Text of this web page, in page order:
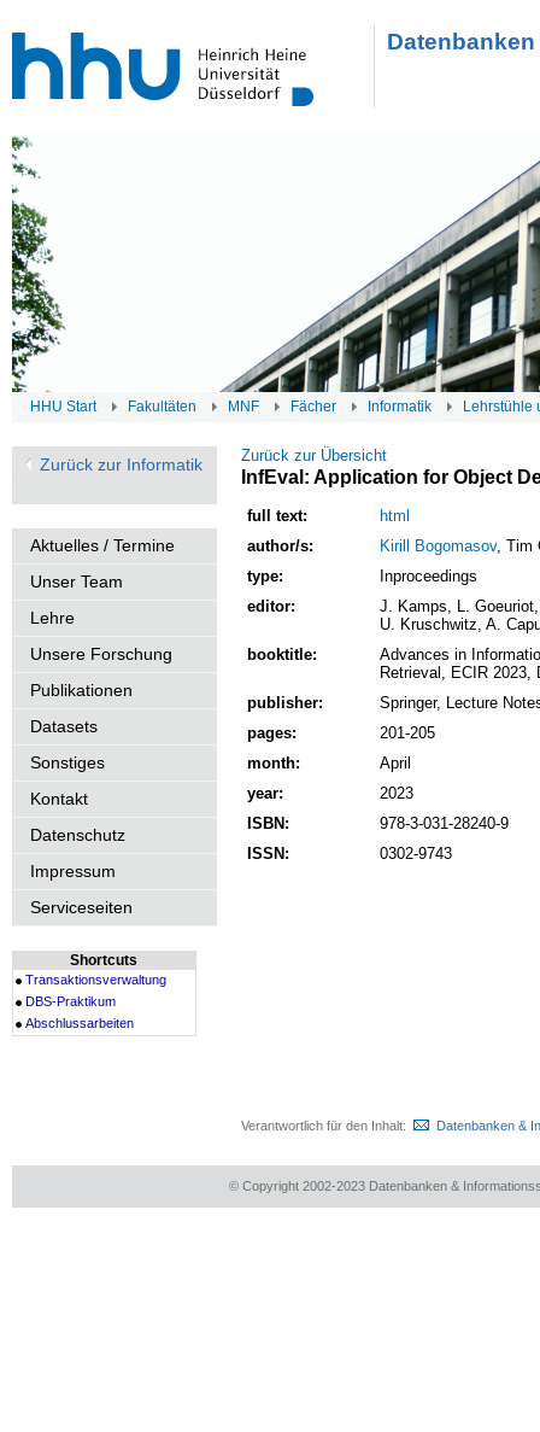
HHU Start Fakultäten MNF Fächer Informatik Lehrstühle
Zurück zur Informatik
Aktuelles / Termine
Unser Team
Lehre
Unsere Forschung
Publikationen
Datasets
Sonstiges
Kontakt
Datenschutz
Impressum
Serviceseiten
Shortcuts
Transaktionsverwaltung
DBS-Praktikum
Abschlussarbeiten
Zurück zur Übersicht
InfEval: Application for Object
full text:
html
author/s:
Kirill Bogomasov, Tim
type:
Inproceedings
editor:
J. Kamps, L.
U. Kruschwitz, A.
booktitle:
Advances in
Retrieval, ECIR 2023,
publisher:
Springer, Lecture
pages:
201-205
month:
April
year:
2023
ISBN:
978-3-031-28240-9
ISSN:
0302-9743
Verantwortlich für den Inhalt: Datenbanken &
© Copyright 2002-2023 Datenbanken &